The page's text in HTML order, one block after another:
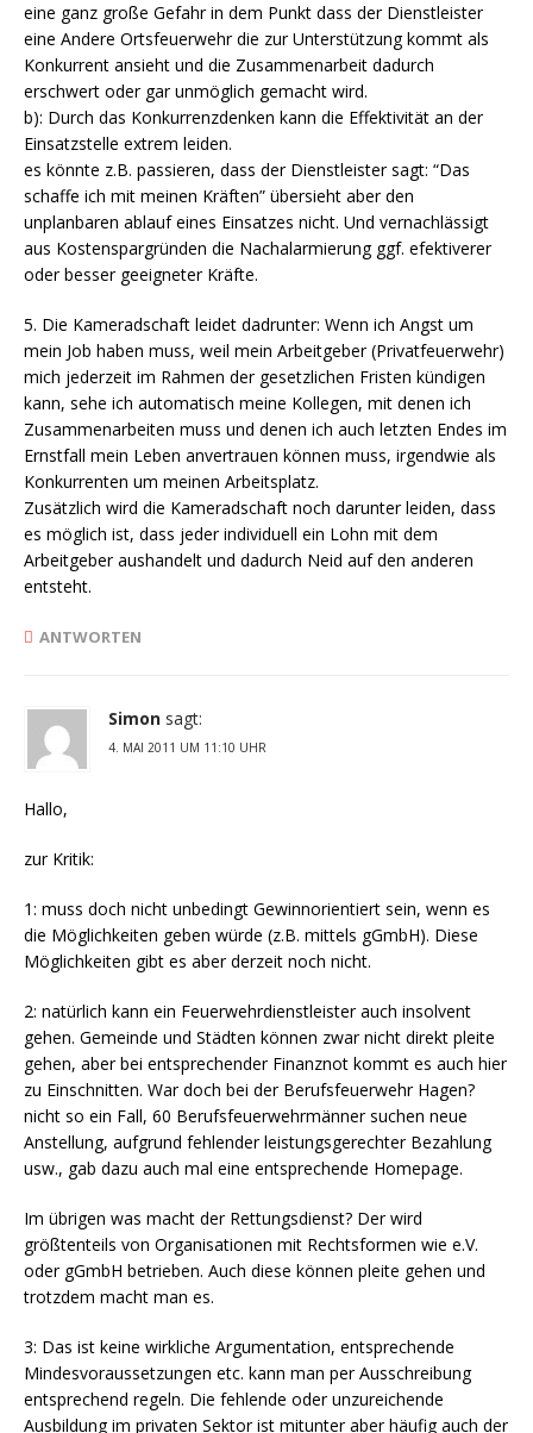
eine ganz große Gefahr in dem Punkt dass der Dienstleister
eine Andere Ortsfeuerwehr die zur Unterstützung kommt als
Konkurrent ansieht und die Zusammenarbeit dadurch
erschwert oder gar unmöglich gemacht wird.
b): Durch das Konkurrenzdenken kann die Effektivität an der
Einsatzstelle extrem leiden.
es könnte z.B. passieren, dass der Dienstleister sagt: “Das
schaffe ich mit meinen Kräften” übersieht aber den
unplanbaren ablauf eines Einsatzes nicht. Und vernachlässigt
aus Kostenspargründen die Nachalarmierung ggf. efektiverer
oder besser geeigneter Kräfte.
5. Die Kameradschaft leidet dadrunter: Wenn ich Angst um
mein Job haben muss, weil mein Arbeitgeber (Privatfeuerwehr)
mich jederzeit im Rahmen der gesetzlichen Fristen kündigen
kann, sehe ich automatisch meine Kollegen, mit denen ich
Zusammenarbeiten muss und denen ich auch letzten Endes im
Ernstfall mein Leben anvertrauen können muss, irgendwie als
Konkurrenten um meinen Arbeitsplatz.
Zusätzlich wird die Kameradschaft noch darunter leiden, dass
es möglich ist, dass jeder individuell ein Lohn mit dem
Arbeitgeber aushandelt und dadurch Neid auf den anderen
entsteht.
ANTWORTEN
Simon sagt:
4. MAI 2011 UM 11:10 UHR
Hallo,
zur Kritik:
1: muss doch nicht unbedingt Gewinnorientiert sein, wenn es
die Möglichkeiten geben würde (z.B. mittels gGmbH). Diese
Möglichkeiten gibt es aber derzeit noch nicht.
2: natürlich kann ein Feuerwehrdienstleister auch insolvent
gehen. Gemeinde und Städten können zwar nicht direkt pleite
gehen, aber bei entsprechender Finanznot kommt es auch hier
zu Einschnitten. War doch bei der Berufsfeuerwehr Hagen?
nicht so ein Fall, 60 Berufsfeuerwehrmänner suchen neue
Anstellung, aufgrund fehlender leistungsgerechter Bezahlung
usw., gab dazu auch mal eine entsprechende Homepage.
Im übrigen was macht der Rettungsdienst? Der wird
größtenteils von Organisationen mit Rechtsformen wie e.V.
oder gGmbH betrieben. Auch diese können pleite gehen und
trotzdem macht man es.
3: Das ist keine wirkliche Argumentation, entsprechende
Mindesvoraussetzungen etc. kann man per Ausschreibung
entsprechend regeln. Die fehlende oder unzureichende
Ausbildung im privaten Sektor ist mitunter aber häufig auch der